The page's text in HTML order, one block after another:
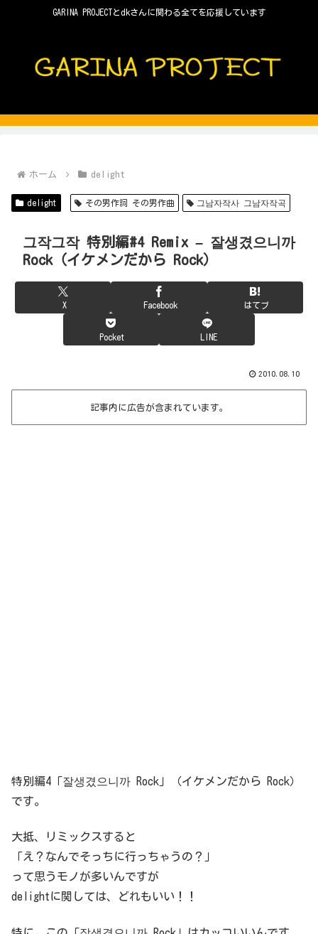
GARINA PROJECTとdkさんに関わる全てを応援しています
ホーム delight
delight その男作詞 その男作曲 그남자작사 그남자작곡
그작그작 特別編#4 Remix – 잘생겼으니까
Rock（イケメンだから Rock）
X Facebook はてブ
Pocket LINE
2010.08.10
記事内に広告が含まれています。
特別編4「잘생겼으니까 Rock」（イケメンだから Rock）
です。
大抵、リミックスすると
「え？なんでそっちに行っちゃうの？」
って思うモノが多いんですが
delightに関しては、どれもいい！！